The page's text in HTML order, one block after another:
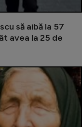
să aibă la 57
avea la 25 de